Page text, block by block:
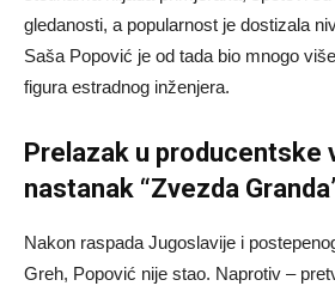
gledanosti, a popularnost je dostizala
Saša Popović je od tada bio mnogo
figura estradnog inženjera.
Prelazak u producentske
nastanak “Zvezda
Nakon raspada Jugoslavije i
Greh, Popović nije stao. Naprotiv –